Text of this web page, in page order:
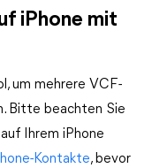
iPhone mit
um mehrere VCF-
Bitte beachten Sie
Ihrem iPhone
Kontakte, bevor